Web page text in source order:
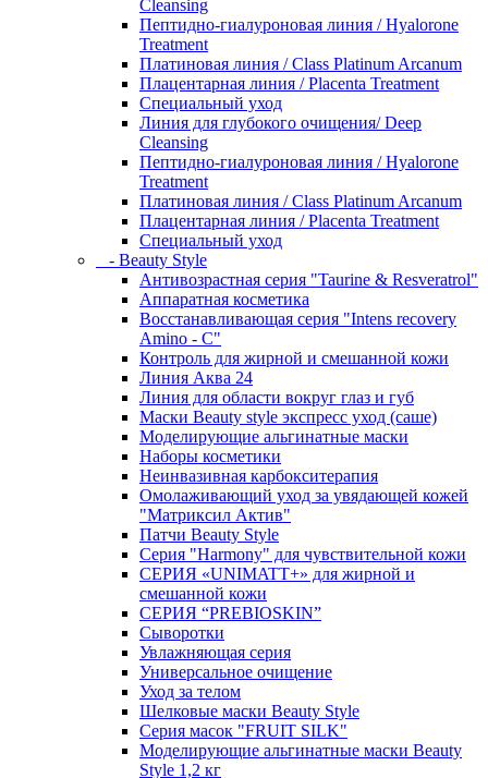
Cleansing
Пептидно-гиалуроновая линия / Hyalorone
Treatment
Платиновая линия / Class Platinum Arcanum
Плацентарная линия / Placenta Treatment
Специальный уход
Линия для глубокого очищения/ Deep
Cleansing
Пептидно-гиалуроновая линия / Hyalorone
Treatment
Платиновая линия / Class Platinum Arcanum
Плацентарная линия / Placenta Treatment
Специальный уход
- Beauty Style
Антивозрастная серия "Taurine & Resveratrol"
Аппаратная косметика
Восстанавливающая серия "Intens recovery
Amino - C"
Контроль для жирной и смешанной кожи
Линия Аква 24
Линия для области вокруг глаз и губ
Маски Beauty style экспресс уход (саше)
Моделирующие альгинатные маски
Наборы косметики
Неинвазивная карбокситерапия
Омолаживающий уход за увядающей кожей
"Матриксил Актив"
Патчи Beauty Style
Серия "Harmony" для чувствительной кожи
СЕРИЯ «UNIMATT+» для жирной и
смешанной кожи
СЕРИЯ “PREBIOSKIN”
Сыворотки
Увлажняющая серия
Универсальное очищение
Уход за телом
Шелковые маски Beauty Style
Серия масок "FRUIT SILK"
Моделирующие альгинатные маски Beauty
Style 1,2 кг